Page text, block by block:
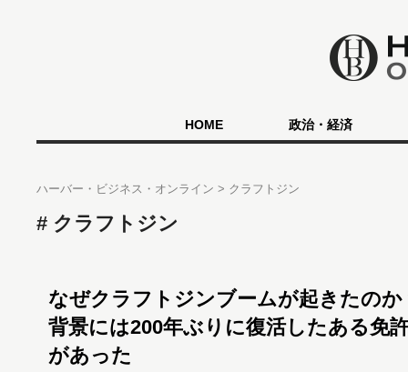
HOME 政治・経済
ハーバー・ビジネス・オンライン クラフトジン
クラフトジン
なぜクラフトジンブームが起きたのか
背景には200年ぶりに復活したある免
があった